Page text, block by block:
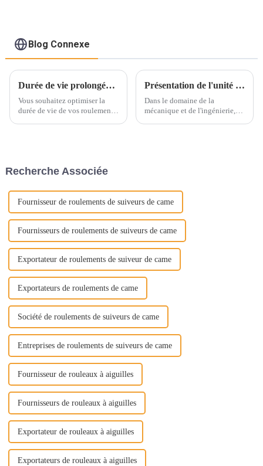
Blog Connexe
Durée de vie prolongée des roulements grâce à des techniques de maintenance appropriées
Vous souhaitez optimiser la
durée de vie de vos roulements
utilisation appropriées…
Présentation de l'unité de roulement ultime : la polyvalence rencontre la fiabilité
Dans le domaine de la
mécanique et de l'ingénierie,
Recherche Associée
Fournisseur de roulements de suiveurs de came
Fournisseurs de roulements de suiveurs de came
Exportateur de roulements de suiveur de came
Exportateurs de roulements de came
Société de roulements de suiveurs de came
Entreprises de roulements de suiveurs de came
Fournisseur de rouleaux à aiguilles
Fournisseurs de rouleaux à aiguilles
Exportateur de rouleaux à aiguilles
Exportateurs de rouleaux à aiguilles